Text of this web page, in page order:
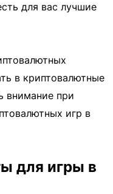
для вас лучшие
в криптовалютные
внимание при
игр в
для игры в